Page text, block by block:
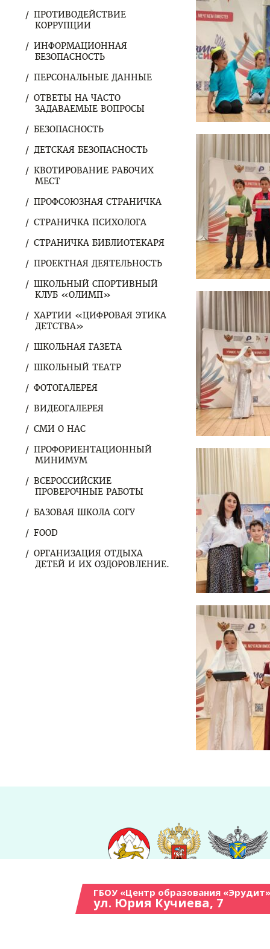
ПРОТИВОДЕЙСТВИЕ
КОРРУПЦИИ
ИНФОРМАЦИОННАЯ
БЕЗОПАСНОСТЬ
ПЕРСОНАЛЬНЫЕ ДАННЫЕ
ОТВЕТЫ НА ЧАСТО
ЗАДАВАЕМЫЕ ВОПРОСЫ
БЕЗОПАСНОСТЬ
ДЕТСКАЯ БЕЗОПАСНОСТЬ
КВОТИРОВАНИЕ РАБОЧИХ
МЕСТ
ПРОФСОЮЗНАЯ СТРАНИЧКА
СТРАНИЧКА ПСИХОЛОГА
СТРАНИЧКА БИБЛИОТЕКАРЯ
ПРОЕКТНАЯ ДЕЯТЕЛЬНОСТЬ
ШКОЛЬНЫЙ СПОРТИВНЫЙ
КЛУБ «ОЛИМП»
ХАРТИИ «ЦИФРОВАЯ ЭТИКА
ДЕТСТВА»
ШКОЛЬНАЯ ГАЗЕТА
ШКОЛЬНЫЙ ТЕАТР
ФОТОГАЛЕРЕЯ
ВИДЕОГАЛЕРЕЯ
СМИ О НАС
ПРОФОРИЕНТАЦИОННЫЙ
МИНИМУМ
ВСЕРОССИЙСКИЕ
ПРОВЕРОЧНЫЕ РАБОТЫ
БАЗОВАЯ ШКОЛА СОГУ
FOOD
ОРГАНИЗАЦИЯ ОТДЫХА
ДЕТЕЙ И ИХ ОЗДОРОВЛЕНИЕ.
ГБОУ «Центр образования
ул. Юрия Кучиева, 7